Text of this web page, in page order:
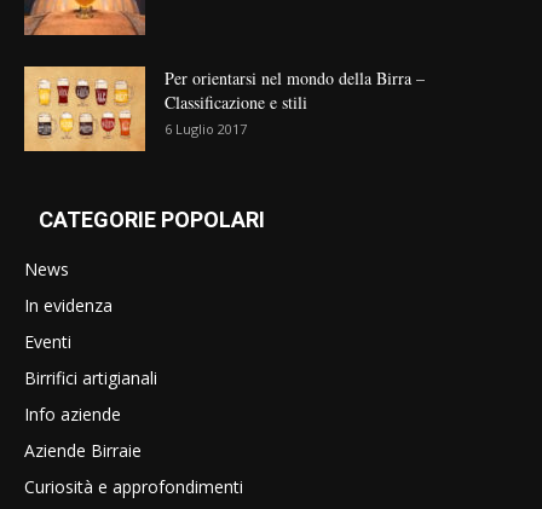
Per orientarsi nel mondo della Birra –
Classificazione e stili
6 Luglio 2017
CATEGORIE POPOLARI
News
In evidenza
Eventi
Birrifici artigianali
Info aziende
Aziende Birraie
Curiosità e approfondimenti